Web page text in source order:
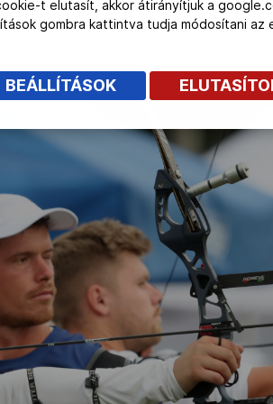
falon gyakorolni, legközelebb Brnóban
mentálisan is
t elutasít, akkor átirányítjuk a
gombra kattintva tudja módosítani
BEÁLLÍTÁSOK